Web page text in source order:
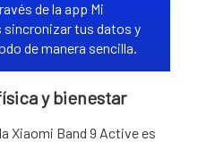
de la app Mi
sincronizar tus datos y
de manera sencilla.
y bienestar
Xiaomi Band 9 Active es